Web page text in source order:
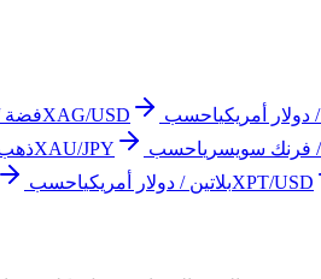
أمريكياحسب XAG/USDفضة /
فرنك سويسرياحسب XAU/JPYذهب
XPT/USDبلاتين / دولار أمريكياحسب